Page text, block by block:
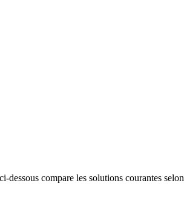
compare les solutions courantes